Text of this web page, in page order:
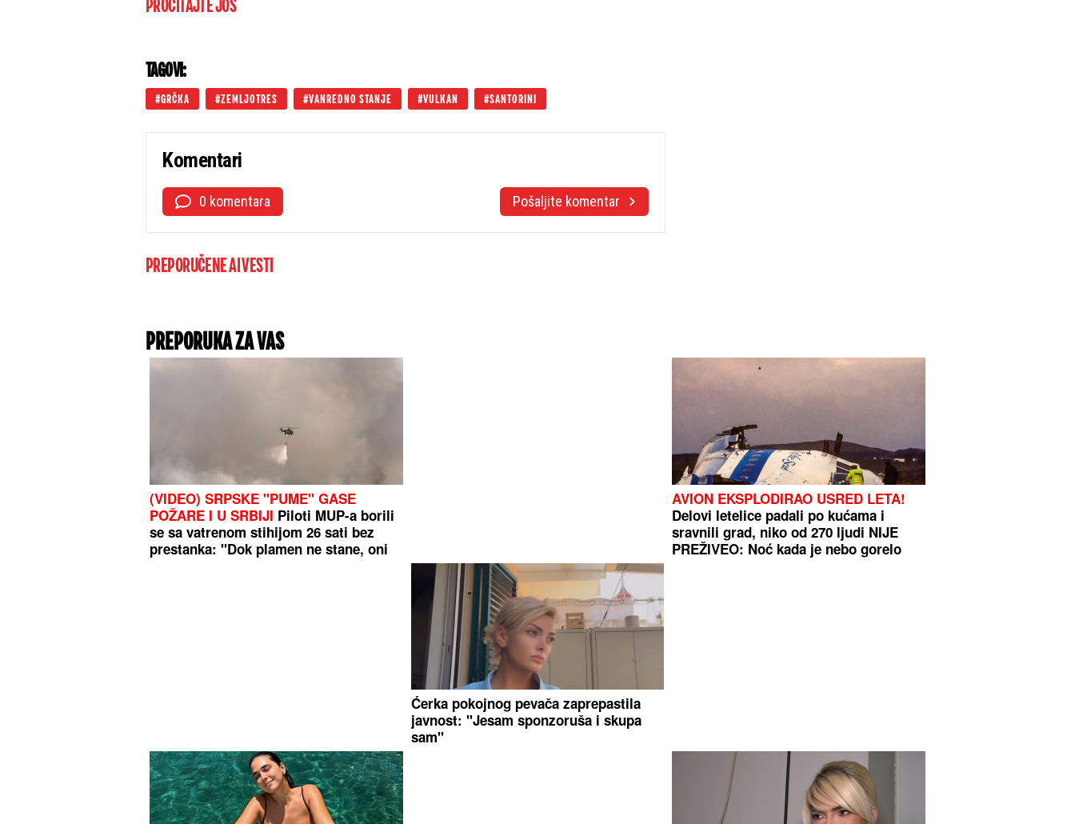
PROČITAJTE JOŠ
TAGOVI:
GRČKA ZEMLJOTRES VANREDNO STANJE VULKAN SANTORINI
Komentari
0 komentara Pošaljite komentar
PREPORUČENE AI VESTI
PREPORUKA ZA VAS
(VIDEO) SRPSKE "PUME" GASE
POŽARE I U SRBIJI Piloti MUP-a borili
se sa vatrenom stihijom 26 sati bez
prestanka: "Dok plamen ne stane, oni
AVION EKSPLODIRAO USRED LETA!
Delovi letelice padali po kućama i
sravnili grad, niko od 270 ljudi NIJE
PREŽIVEO: Noć kada je nebo gorelo
Ćerka pokojnog pevača zaprepastila
javnost: "Jesam sponzoruša i skupa
sam"